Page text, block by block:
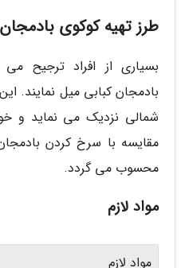
طرز تهیه کوکوی
بسیاری از افراد ترجیح
بادمجان کبابی میل نمایند.
شمالی نزدیک می نماید و
مقایسه با سرخ کردن
محسوب می گردد.
مواد لازم
مواد لازم